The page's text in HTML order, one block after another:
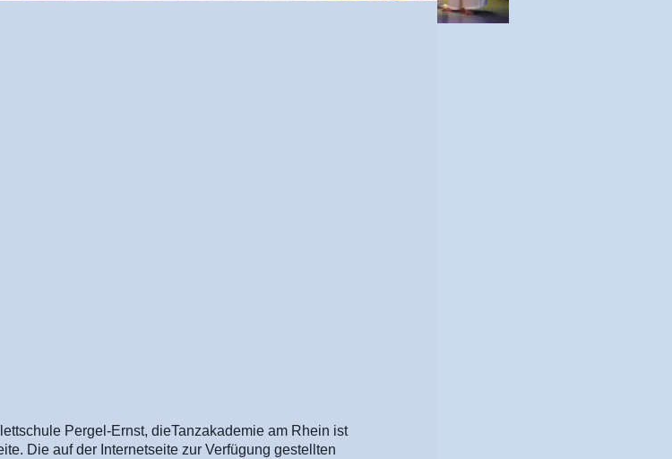
Pergel-Ernst, dieTanzakademie am Rhein ist
Die auf der Internetseite zur Verfügung gestellten